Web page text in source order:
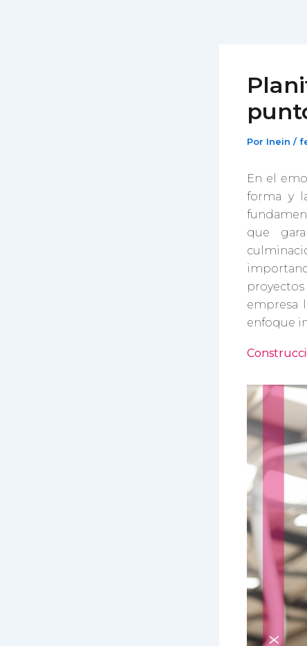
Por Inein /
En el
forma y
que
empresa
enfoque